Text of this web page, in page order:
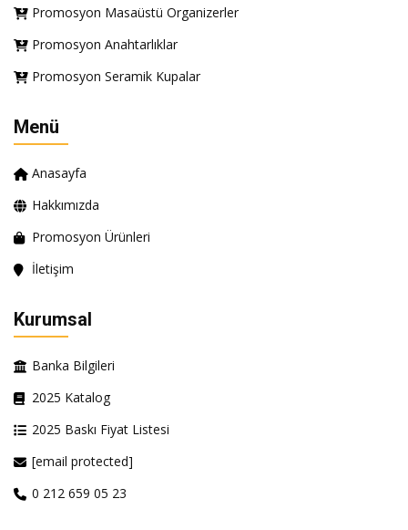
Promosyon Masaüstü Organizerler
Promosyon Anahtarlıklar
Promosyon Seramik Kupalar
Menü
Anasayfa
Hakkımızda
Promosyon Ürünleri
İletişim
Kurumsal
Banka Bilgileri
2025 Katalog
2025 Baskı Fiyat Listesi
[email protected]
0 212 659 05 23